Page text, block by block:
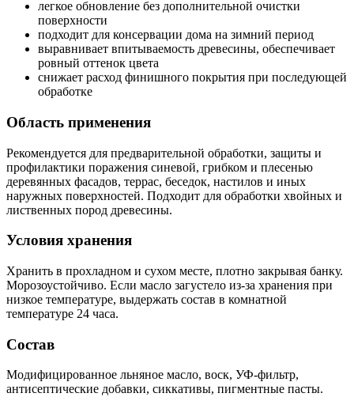
легкое обновление без дополнительной очистки
поверхности
подходит для консервации дома на зимний период
выравнивает впитываемость древесины, обеспечивает
ровный оттенок цвета
снижает расход финишного покрытия при последующей
обработке
Область применения
Рекомендуется для предварительной обработки, защиты и
профилактики поражения синевой, грибком и плесенью
деревянных фасадов, террас, беседок, настилов и иных
наружных поверхностей. Подходит для обработки хвойных и
лиственных пород древесины.
Условия хранения
Хранить в прохладном и сухом месте, плотно закрывая банку.
Морозоустойчиво. Если масло загустело из-за хранения при
низкое температуре, выдержать состав в комнатной
температуре 24 часа.
Состав
Модифицированное льняное масло, воск, УФ-фильтр,
антисептические добавки, сиккативы, пигментные пасты.